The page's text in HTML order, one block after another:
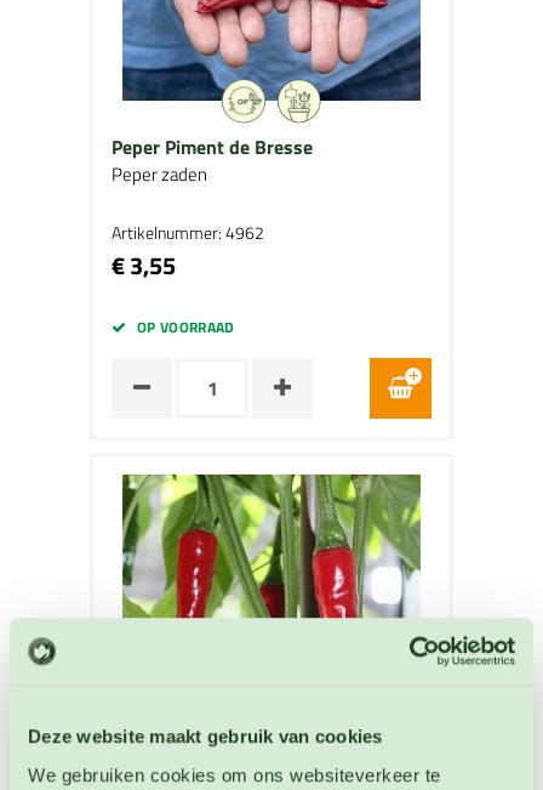
Deze website maakt gebruik van cookies
We gebruiken cookies om ons websiteverkeer te
Peper Piment de Bresse
Peper zaden
Artikelnummer: 4962
€ 3,55
OP VOORRAAD